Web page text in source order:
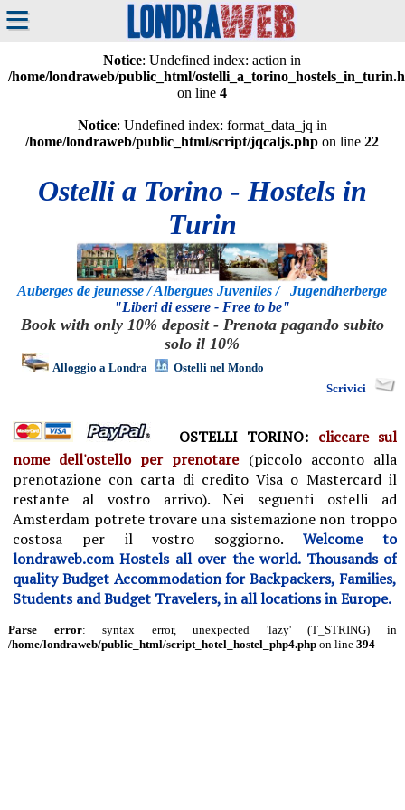
≡
Notice: Undefined index: action in
/home/londraweb/public_html/
on line4
Notice: Undefined index: format_data_jq in
/home/londraweb/public_html/script/jqcaljs.php on line22
Ostelli a Torino - Hostels in
Turin
Auberges de jeunesse / Albergues Juveniles / Jugendherberge
"Liberi di essere - Free to be"
Book with only 10% deposit - Prenota pagando subito
solo il 10%
Alloggio a Londra
Ostelli nel Mondo
Scrivici
OSTELLI TORINO: cliccare sul
nome dell'ostello per prenotare (piccolo acconto alla
prenotazione con carta di credito Visa o Mastercard il
restante al vostro arrivo).Nei seguenti ostelli ad
Amsterdam potrete trovare una sistemazione non troppo
costosa per il vostro soggiorno.Welcome to
londraweb.com Hostels all over the world. Thousands of
quality Budget Accommodation for Backpackers, Families,
Students and Budget Travelers, in all locations in Europe.
Parse error: syntax error, unexpected 'lazy' (T_STRING) in
/home/londraweb/public_html/script_hotel_hostel_php4.phpon line 394